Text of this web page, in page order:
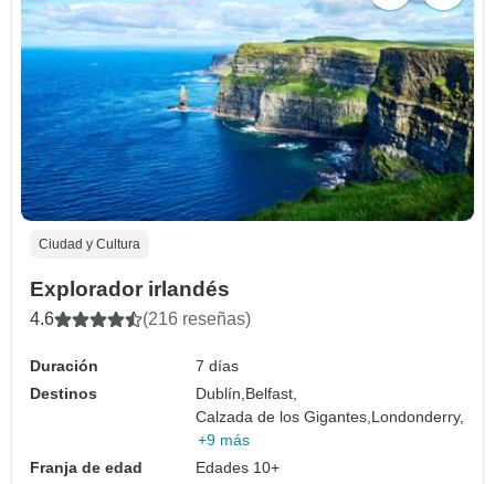
Ciudad y Cultura
Explorador irlandés
4.6 (216 reseñas)
Duración
7 días
Destinos
Dublín, Belfast,
Calzada de los Gigantes, Londonderry,
+9 más
Franja de edad
Edades 10+